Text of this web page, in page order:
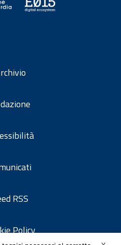
RSS
Policy